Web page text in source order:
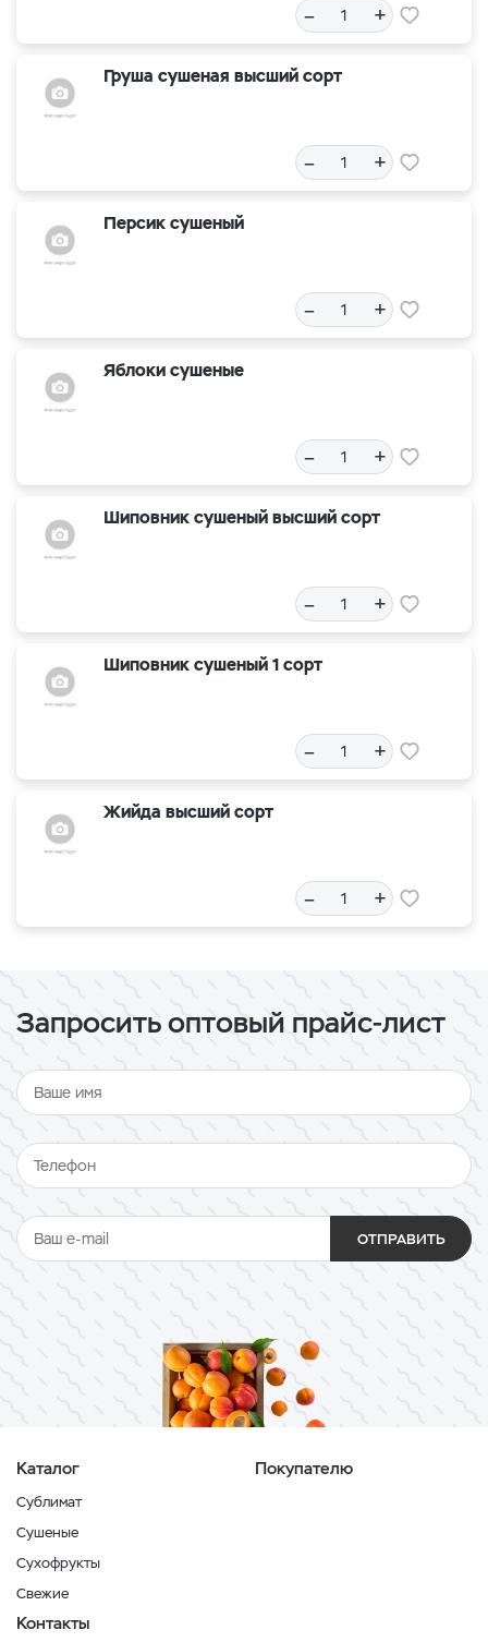
– +
Груша сушеная высший сорт
– +
Персик сушеный
– +
Яблоки сушеные
– +
Шиповник сушеный высший сорт
– +
Шиповник сушеный 1 сорт
– +
Жийда высший сорт
– +
Запросить оптовый прайс-лист
ОТПРАВИТЬ
Каталог
Сублимат
Сушеные
Сухофрукты
Свежие
Покупателю
Контакты